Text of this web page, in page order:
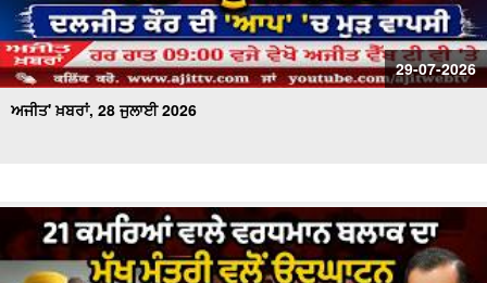
29-07-2026
ਅਜੀਤ' ਖ਼ਬਰਾਂ, 28 ਜੁਲਾਈ 2026